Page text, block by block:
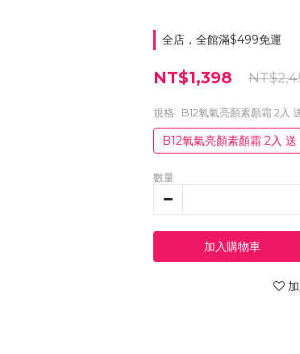
全店，全館滿$499免運
NT$1,398
規格 : B12氧氣亮顏素顏霜 2入
B12氧氣亮顏素顏霜 2入 送
數量
加入購物車